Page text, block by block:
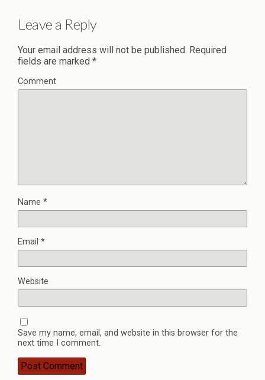
Leave a Reply
Your email address will not be published. Required
fields are marked *
Comment
Name *
Email *
Website
Save my name, email, and website in this browser for the
next time I comment.